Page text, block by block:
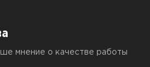
мнение о качестве работы